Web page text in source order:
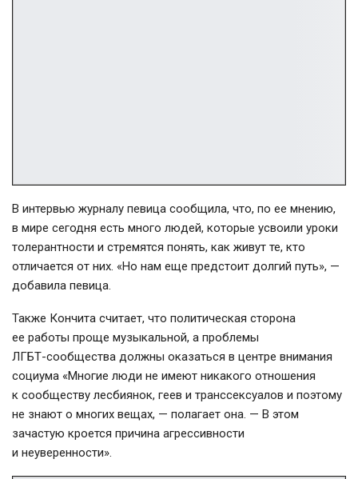
В интервью журналу певица сообщила, что, по ее мнению,
в мире сегодня есть много людей, которые усвоили уроки
толерантности и стремятся понять, как живут те, кто
отличается от них. «Но нам еще предстоит долгий путь», —
добавила певица.
Также Кончита считает, что политическая сторона
ее работы проще музыкальной, а проблемы
ЛГБТ-сообщества должны оказаться в центре внимания
социума «Многие люди не имеют никакого отношения
к сообществу лесбиянок, геев и транссексуалов и поэтому
не знают о многих вещах, — полагает она. — В этом
зачастую кроется причина агрессивности
и неуверенности».